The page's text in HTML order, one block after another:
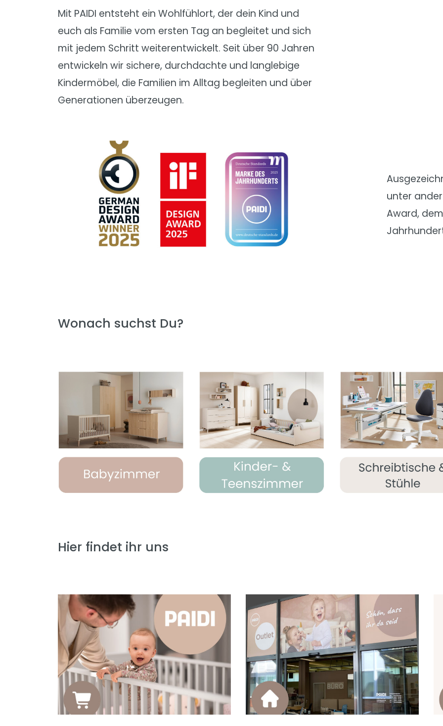
Oscar
Remo
Sten
Stiene
Yolanda
Mit PAIDI entsteht ein Wohlfühlort, der dein Kind und
euch als Familie vom ersten Tag an begleitet und sich
mit jedem Schritt weiterentwickelt. Seit über 90 Jahren
entwickeln wir sichere, durchdachte und langlebige
Kindermöbel, die Familien im Alltag begleiten und über
Generationen überzeugen.
unter
Award,
Wonach suchst Du?
Hier findet ihr uns